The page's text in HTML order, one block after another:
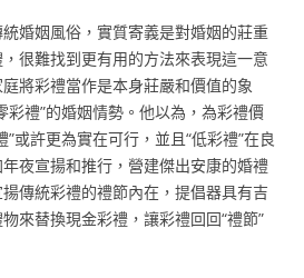
婚姻風俗，實質寄義是對婚姻的莊重
很難找到更有用的方法來表現這一意
將彩禮當作是本身莊嚴和價值的象
彩禮”的婚姻情勢。他以為，為彩禮價
或許更為實在可行，並且“低彩禮”在良
夜宣揚和推行，營建傑出安康的婚禮
傳統彩禮的禮節內在，提倡器具有吉
來替換現金彩禮，讓彩禮回回“禮節”